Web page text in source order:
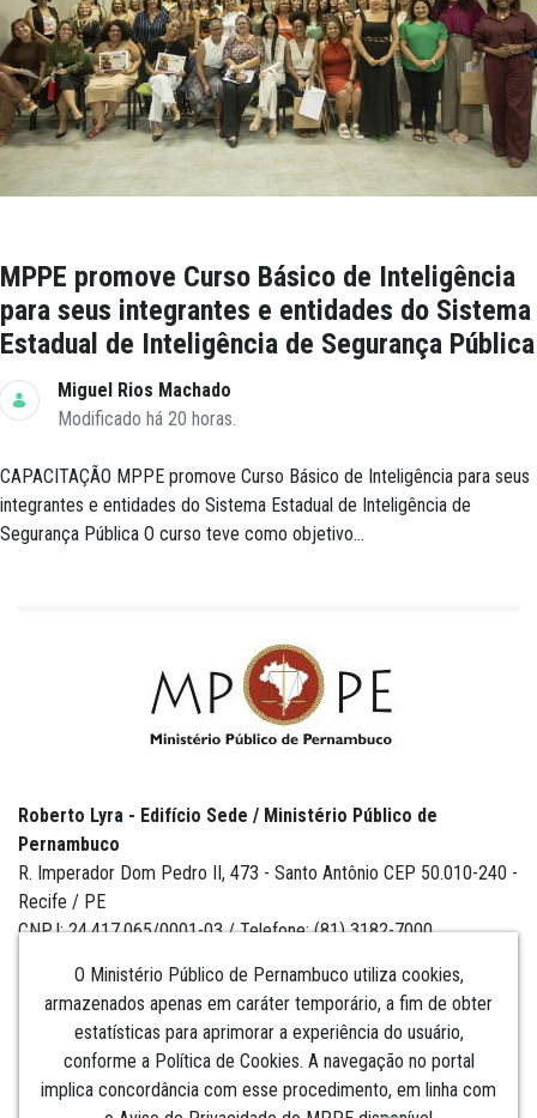
MPPE promove Curso Básico de Inteligência
para seus integrantes e entidades do Sistema
Estadual de Inteligência de Segurança Pública
Miguel Rios Machado
Modificado há 20 horas.
CAPACITAÇÃO MPPE promove Curso Básico de Inteligência para seus
integrantes e entidades do Sistema Estadual de Inteligência de
Segurança Pública O curso teve como objetivo...
O Ministério Público de Pernambuco utiliza cookies,
armazenados apenas em caráter temporário, a fim de obter
estatísticas para aprimorar a experiência do usuário,
conforme a Política de Cookies. A navegação no portal
implica concordância com esse procedimento, em linha com
Roberto Lyra - Edifício Sede / Ministério Público de
Pernambuco
R. Imperador Dom Pedro II, 473 - Santo Antônio CEP 50.010-240 -
Recife / PE
CNPJ: 24.417.065/0001-03 / Telefone: (81) 3182-7000
Institucional
Comunicação